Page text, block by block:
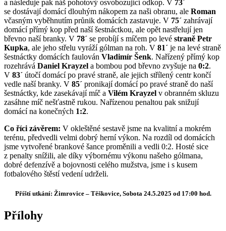
a následuje pak náš pohotový osvobozující odkop. V 73´
se dostávají domácí dlouhým nákopem za naši obranu, ale Roman
včasným vyběhnutím průnik domácích zastavuje. V 75´ zahrávají
domácí přímý kop před naší šestnáctkou, ale opět nastřelují jen
břevno naší branky. V 78´ se probíjí s míčem po levé straně Petr
Kupka, ale jeho střelu vyráží gólman na roh. V 81´ je na levé straně
šestnáctky domácích faulován Vladimír Šenk. Nařízený přímý kop
rozehrává Daniel Krayzel a bombou pod břevno zvyšuje na 0:2.
V 83´ útočí domácí po pravé straně, ale jejich střílený centr končí
vedle naší branky. V 85´ pronikají domácí po pravé straně do naší
šestnáctky, kde zasekávají míč a Vilém Krayzel v obranném skluzu
zasáhne míč nešťastně rukou. Nařízenou penaltou pak snižují
domácí na konečných 1:2.
Co říci závěrem: V okleštěné sestavě jsme na kvalitní a mokrém
terénu, předvedli velmi dobrý herní výkon. Na rozdíl od domácích
jsme vytvořené brankové šance proměnili a vedli 0:2. Hosté sice
z penalty snížili, ale díky výbornému výkonu našeho gólmana,
dobré defenzívě a bojovnosti celého mužstva, jsme i s kusem
fotbalového štěstí vedení udrželi.
Příští utkání: Žimrovice – Těškovice, Sobota 24.5.2025 od 17:00 hod.
Přílohy